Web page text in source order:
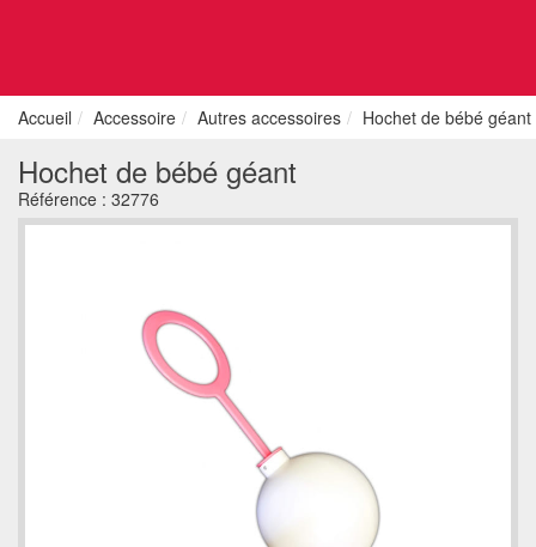
Accueil Accessoire Autres accessoires Hochet de bébé géant
Hochet de bébé géant
Référence : 32776